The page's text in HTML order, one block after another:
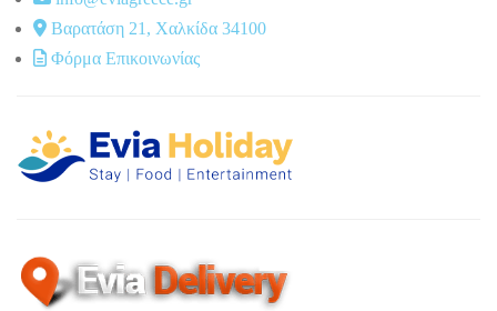
Βαρατάση 21, Χαλκίδα 34100
Φόρμα Επικοινωνίας